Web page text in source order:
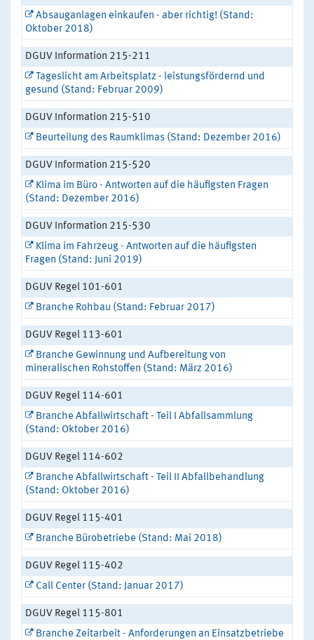
Absauganlagen einkaufen - aber richtig! (Stand:
Oktober 2018)
DGUV Information 215-211
Tageslicht am Arbeitsplatz - leistungsfördernd und
gesund (Stand: Februar 2009)
DGUV Information 215-510
Beurteilung des Raumklimas (Stand: Dezember 2016)
DGUV Information 215-520
Klima im Büro - Antworten auf die häufigsten Fragen
(Stand: Dezember 2016)
DGUV Information 215-530
Klima im Fahrzeug - Antworten auf die häufigsten
Fragen (Stand: Juni 2019)
DGUV Regel 101-601
Branche Rohbau (Stand: Februar 2017)
DGUV Regel 113-601
Branche Gewinnung und Aufbereitung von
mineralischen Rohstoffen (Stand: März 2016)
DGUV Regel 114-601
Branche Abfallwirtschaft - Teil I Abfallsammlung
(Stand: Oktober 2016)
DGUV Regel 114-602
Branche Abfallwirtschaft - Teil II Abfallbehandlung
(Stand: Oktober 2016)
DGUV Regel 115-401
Branche Bürobetriebe (Stand: Mai 2018)
DGUV Regel 115-402
Call Center (Stand: Januar 2017)
DGUV Regel 115-801
Branche Zeitarbeit - Anforderungen an Einsatzbetriebe